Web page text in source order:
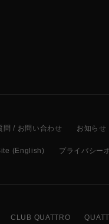
問 / お問い合わせ お知らせ
(English) プライバシー
CLUB QUATTRO